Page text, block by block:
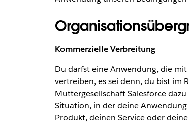
Kommerzielle Verbreitung
Du darfst eine Anwendung, die
vertreiben, es sei denn, du bist im
Muttergesellschaft Salesforce
Situation, in der deine
Produkt, deinen Service oder